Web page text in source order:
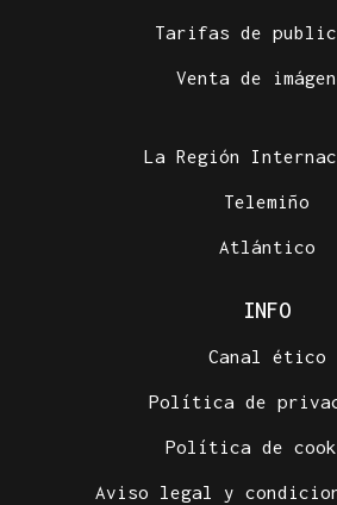
Tarifas de
Venta de
La Región
Telemiño
Atlántico
INFO
Canal ético
Política de
Política de
Aviso legal y